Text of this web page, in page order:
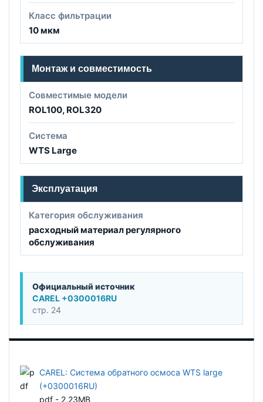
Класс фильтрации
10 мкм
Монтаж и совместимость
Совместимые модели
ROL100, ROL320
Система
WTS Large
Эксплуатация
Категория обслуживания
расходный материал регулярного
обслуживания
Официальный источник
CAREL +0300016RU
стр. 24
CAREL: Система обратного осмоса WTS large
(+0300016RU)
pdf - 2,23MB